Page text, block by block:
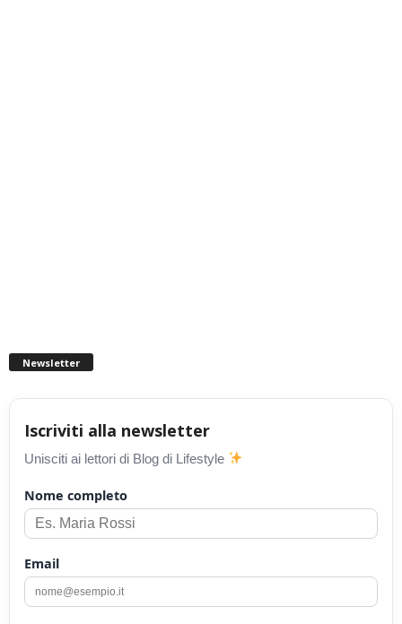
Newsletter
Iscriviti alla newsletter
Unisciti ai lettori di Blog di Lifestyle
Nome completo
Email